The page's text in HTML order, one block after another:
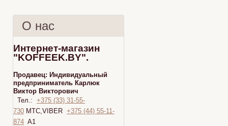
О нас
Интернет-магазин
"KOFFEEK.BY".
Продавец: Индивидуальный
предприниматель Карлюк
Виктор Викторович
Тел.: +375 (33) 31-55-
730 МТС,VIBER +375 (44) 55-11-
874 A1